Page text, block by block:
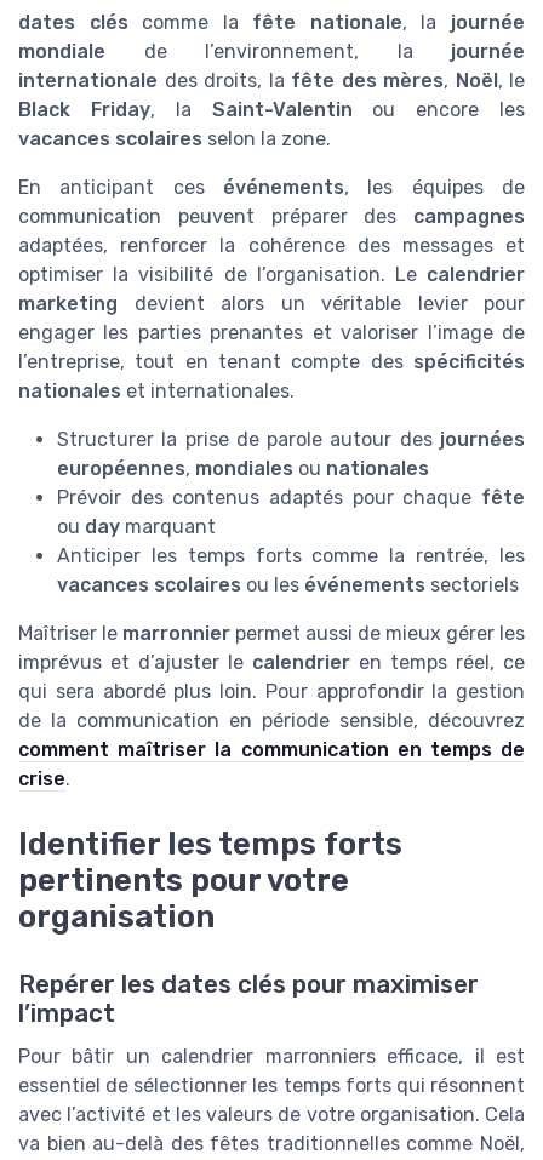
dates clés comme la fête nationale, la journée
mondiale de l’environnement, la journée
internationale des droits, la fête des mères, Noël, le
Black Friday, la Saint-Valentin ou encore les
vacances scolaires selon la zone.
En anticipant ces événements, les équipes de
communication peuvent préparer des campagnes
adaptées, renforcer la cohérence des messages et
optimiser la visibilité de l’organisation. Le calendrier
marketing devient alors un véritable levier pour
engager les parties prenantes et valoriser l’image de
l’entreprise, tout en tenant compte des spécificités
nationales et internationales.
Structurer la prise de parole autour des journées
européennes, mondiales ou nationales
Prévoir des contenus adaptés pour chaque fête
ou day marquant
Anticiper les temps forts comme la rentrée, les
vacances scolaires ou les événements sectoriels
Maîtriser le marronnier permet aussi de mieux gérer les
imprévus et d’ajuster le calendrier en temps réel, ce
qui sera abordé plus loin. Pour approfondir la gestion
de la communication en période sensible, découvrez
comment maîtriser la communication en temps de
crise.
Identifier les temps forts
pertinents pour votre
organisation
Repérer les dates clés pour maximiser
l’impact
Pour bâtir un calendrier marronniers efficace, il est
essentiel de sélectionner les temps forts qui résonnent
avec l’activité et les valeurs de votre organisation. Cela
va bien au-delà des fêtes traditionnelles comme Noël,